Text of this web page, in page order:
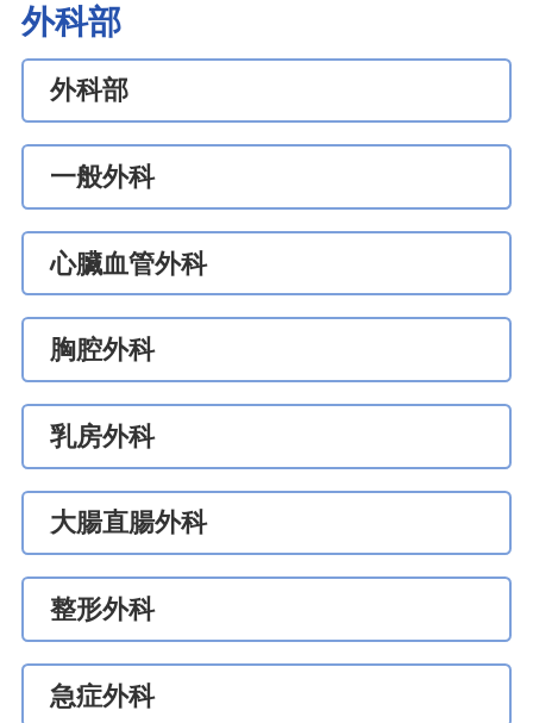
外科部
外科部
一般外科
心臟血管外科
胸腔外科
乳房外科
大腸直腸外科
整形外科
急症外科